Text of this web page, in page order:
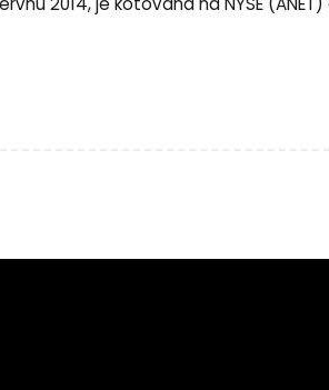
2014, je kótována na NYSE